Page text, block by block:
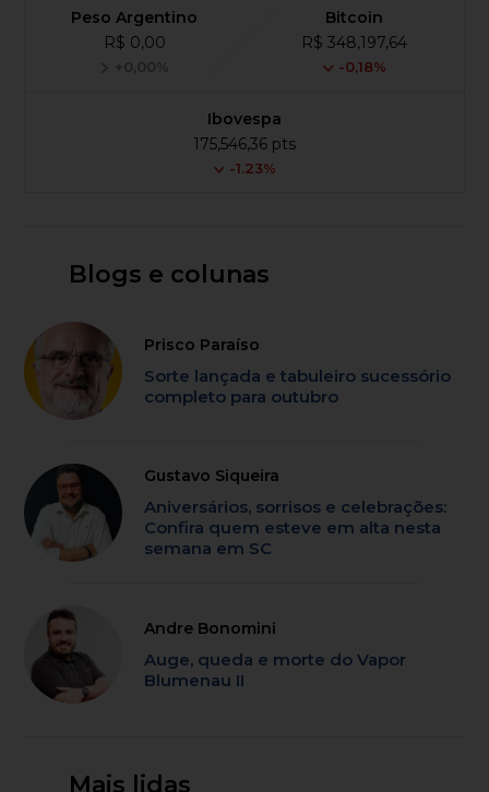
Peso Argentino
R$ 0,00
+0,00%
Bitcoin
R$ 348,197,64
-0,18%
Ibovespa
175,546,36 pts
-1.23%
Blogs e colunas
Prisco Paraíso
Sorte lançada e tabuleiro sucessório
completo para outubro
Gustavo Siqueira
Aniversários, sorrisos e celebrações:
Confira quem esteve em alta nesta
semana em SC
Andre Bonomini
Auge, queda e morte do Vapor
Blumenau II
Mais lidas